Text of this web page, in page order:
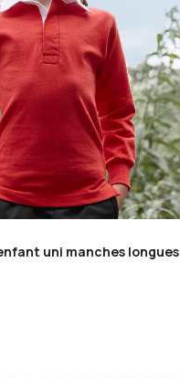
uni manches longues